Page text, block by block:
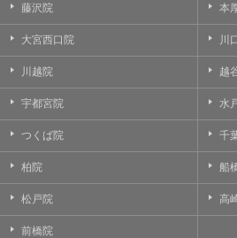
藤沢院 本
大宮西口院 川
川越院 越
宇都宮院 水
つくば院 千
柏院 船
松戸院 高
前橋院